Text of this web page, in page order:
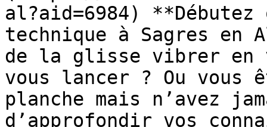
al?aid=6984)
technique à Sagres en
de la glisse vibrer en
vous lancer ? Ou vous
planche mais n’avez
d’approfondir vos